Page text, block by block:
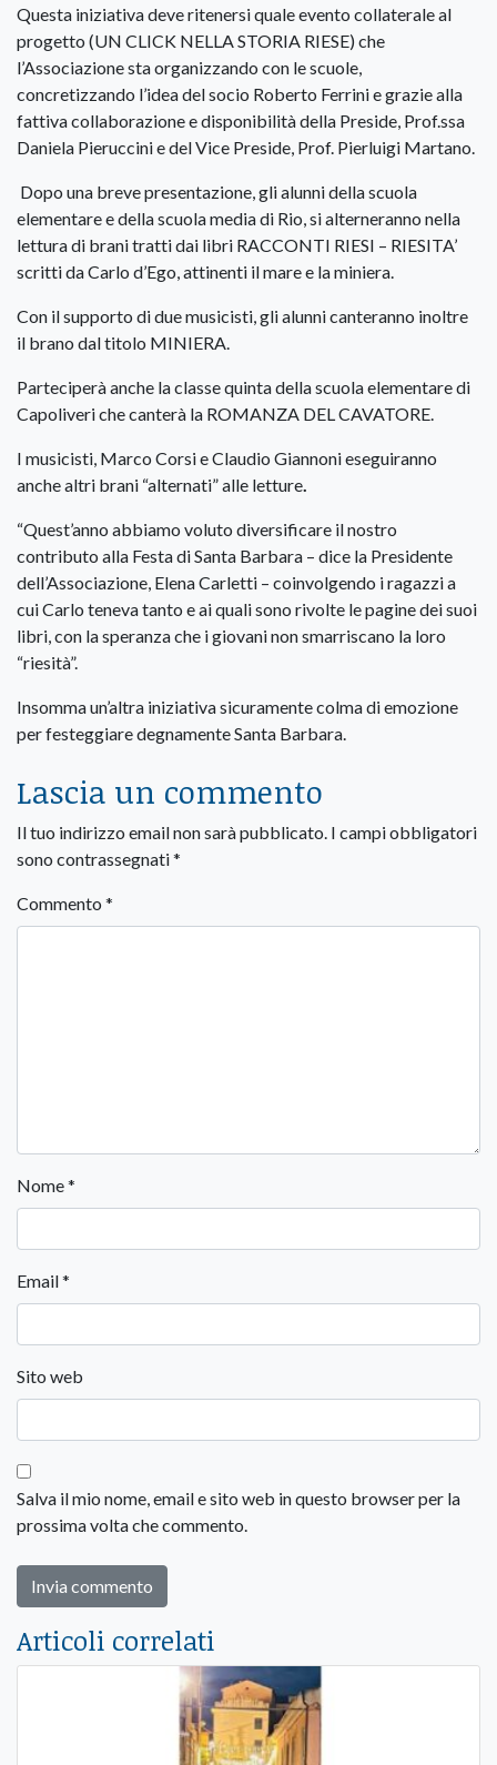
Questa iniziativa deve ritenersi quale evento collaterale al
progetto (UN CLICK NELLA STORIA RIESE) che
l’Associazione sta organizzando con le scuole,
concretizzando l’idea del socio Roberto Ferrini e grazie alla
fattiva collaborazione e disponibilità della Preside, Prof.ssa
Daniela Pieruccini e del Vice Preside, Prof. Pierluigi Martano.
Dopo una breve presentazione, gli alunni della scuola
elementare e della scuola media di Rio, si alterneranno nella
lettura di brani tratti dai libri RACCONTI RIESI – RIESITA’
scritti da Carlo d’Ego, attinenti il mare e la miniera.
Con il supporto di due musicisti, gli alunni canteranno inoltre
il brano dal titolo MINIERA.
Parteciperà anche la classe quinta della scuola elementare di
Capoliveri che canterà la ROMANZA DEL CAVATORE.
I musicisti, Marco Corsi e Claudio Giannoni eseguiranno
anche altri brani “alternati” alle letture
“Quest’anno abbiamo voluto diversificare il nostro
contributo alla Festa di Santa Barbara – dice la Presidente
dell’Associazione, Elena Carletti – coinvolgendo i ragazzi a
cui Carlo teneva tanto e ai quali sono rivolte le pagine dei suoi
libri, con la speranza che i giovani non smarriscano la loro
“riesità”.
Insomma un’altra iniziativa sicuramente colma di emozione
per festeggiare degnamente Santa Barbara.
Lascia un commento
Il tuo indirizzo email non sarà pubblicato. I campi obbligatori
sono contrassegnati*
Commento *
Nome*
Email*
Sito web
Salva il mio nome, email e sito web in questo browser per la
prossima volta che commento.
Articoli correlati